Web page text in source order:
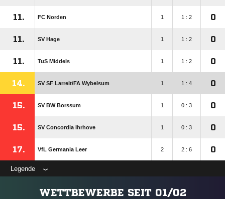
11. FC Norden 1 1 : 2 0
11. SV Hage 1 1 : 2 0
11. TuS Middels 1 1 : 2 0
14. SV SF Larrelt/​FA Wybelsum 1 1 : 4 0
15. SV BW Borssum 1 0 : 3 0
15. SV Concordia Ihrhove 1 0 : 3 0
17. VfL Germania Leer 2 2 : 6 0
Legende
WETTBEWERBE SEIT 01/02